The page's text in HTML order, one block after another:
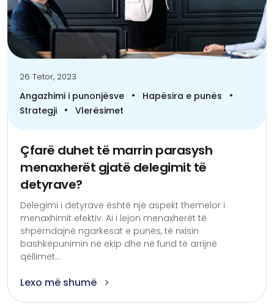
26 Tetor, 2023
Angazhimi i punonjësve • Hapësira e punës •
Strategji • Vlerësimet
Çfarë duhet të marrin parasysh
menaxherët gjatë delegimit të
detyrave?
Delegimi i detyrave është një aspekt themelor i
menaxhimit efektiv. Ai i lejon menaxherët të
shpërndajnë ngarkesat e punës, të nxisin
bashkëpunimin në ekip dhe në fund të arrijnë
qëllimet...
Lexo më shumë